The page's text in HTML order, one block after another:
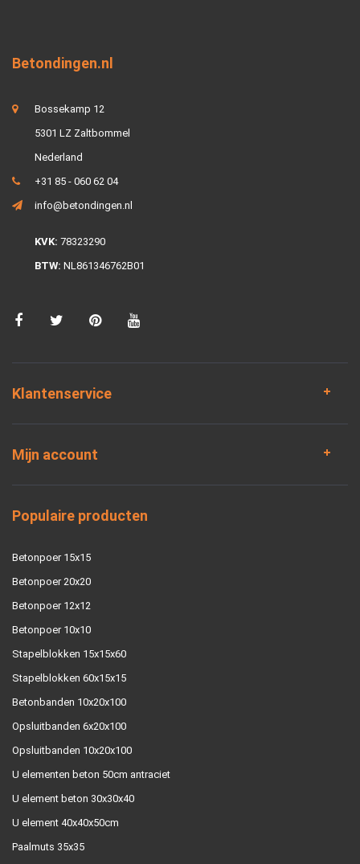
Betondingen.nl
Bossekamp 12
5301 LZ Zaltbommel
Nederland
+31 85 - 060 62 04
info@betondingen.nl
KVK: 78323290
BTW: NL861346762B01
Klantenservice
Mijn account
Populaire producten
Betonpoer 15x15
Betonpoer 20x20
Betonpoer 12x12
Betonpoer 10x10
Stapelblokken 15x15x60
Stapelblokken 60x15x15
Betonbanden 10x20x100
Opsluitbanden 6x20x100
Opsluitbanden 10x20x100
U elementen beton 50cm antraciet
U element beton 30x30x40
U element 40x40x50cm
Paalmuts 35x35